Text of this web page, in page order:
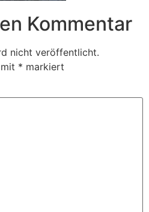
Kommentar
nicht veröffentlicht.
* markiert